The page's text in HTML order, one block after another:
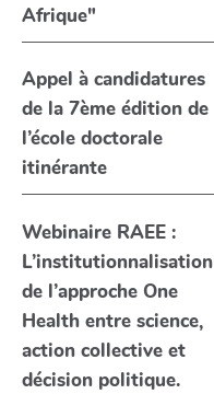
Afrique"
Appel à candidatures
de la 7ème édition de
l’école doctorale
itinérante
Webinaire RAEE :
L’institutionnalisation
de l’approche One
Health entre science,
action collective et
décision politique.